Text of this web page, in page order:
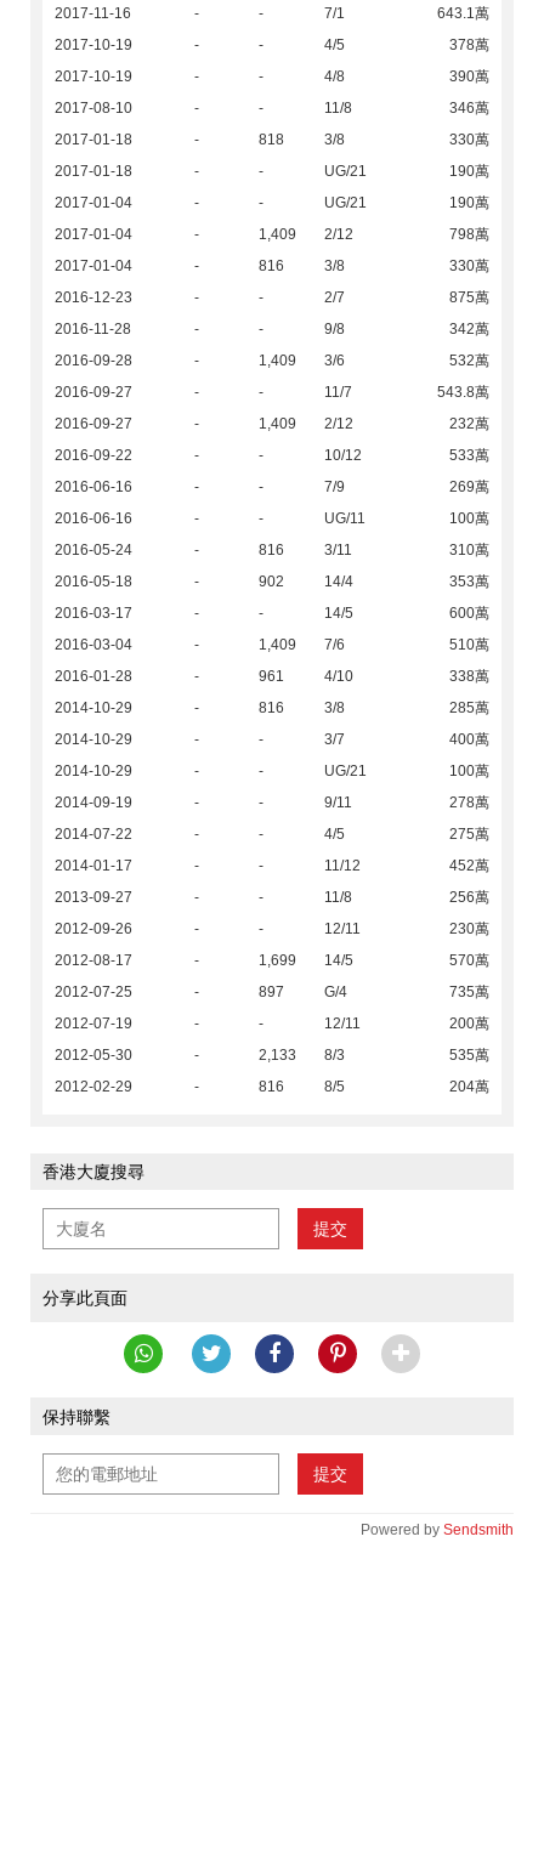
2017-11-16
- - 7/1
643.1萬
2017-10-19
- - 4/5
378萬
2017-10-19
- - 4/8
390萬
2017-08-10
- - 11/8
346萬
2017-01-18
- 818 3/8
330萬
2017-01-18
- - UG/21
190萬
2017-01-04
- - UG/21
190萬
2017-01-04
- 1,409 2/12
798萬
2017-01-04
- 816 3/8
330萬
2016-12-23
- - 2/7
875萬
2016-11-28
- - 9/8
342萬
2016-09-28
- 1,409 3/6
532萬
2016-09-27
- - 11/7
543.8萬
2016-09-27
- 1,409 2/12
232萬
2016-09-22
- - 10/12
533萬
2016-06-16
- - 7/9
269萬
2016-06-16
- - UG/11
100萬
2016-05-24
- 816 3/11
310萬
2016-05-18
- 902 14/4
353萬
2016-03-17
- - 14/5
600萬
2016-03-04
- 1,409 7/6
510萬
2016-01-28
- 961 4/10
338萬
2014-10-29
- 816 3/8
285萬
2014-10-29
- - 3/7
400萬
2014-10-29
- - UG/21
100萬
2014-09-19
- - 9/11
278萬
2014-07-22
- - 4/5
275萬
2014-01-17
- - 11/12
452萬
2013-09-27
- - 11/8
256萬
2012-09-26
- - 12/11
230萬
2012-08-17
- 1,699 14/5
570萬
2012-07-25
- 897 G/4
735萬
2012-07-19
- - 12/11
200萬
2012-05-30
- 2,133 8/3
535萬
2012-02-29
- 816 8/5 204萬
香港大廈搜尋
提交
分享此頁面
保持聯繫
提交
Powered by Sendsmith